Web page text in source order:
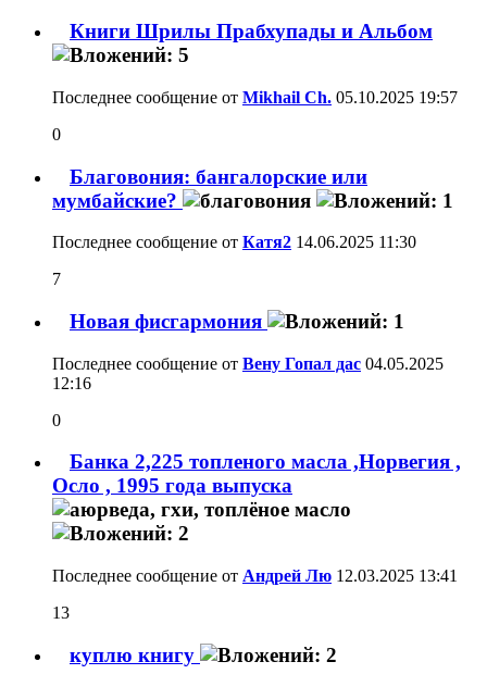
Книги Шрилы Прабхупады и Альбом
Последнее сообщение от Mikhail Ch. 05.10.2025 19:57
0
Благовония: бангалорские или
мумбайские?
Последнее сообщение от Катя2 14.06.2025 11:30
7
Новая фисгармония
Последнее сообщение от Вену Гопал дас 04.05.2025
12:16
0
Банка 2,225 топленого масла ,Норвегия ,
Осло , 1995 года выпуска
Последнее сообщение от Андрей Лю 12.03.2025 13:41
13
куплю книгу